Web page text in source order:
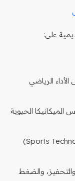
على:
الرياضي
الحيوية
البحث في تقنيات الرياضة الحديثة (Sports Technology)
والضغط